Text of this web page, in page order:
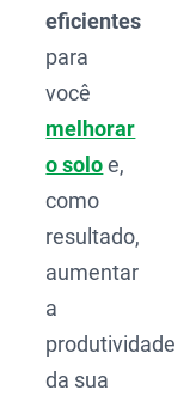
eficientes
para
você
melhorar
o soloe,
como
resultado,
aumentar
a
produtividade
da sua